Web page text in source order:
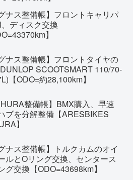
ナス整備帳】フロントキャリパ
ディスク交換
】
ナス整備帳】フロントタイヤの
SCOOTSMART 110/70-
【ODO=約28,100km】
整備帳】BMX購入、早速
ブを分解整備【ARESBIKES
】
ナス整備帳】トルクカムのオイ
ルとOリング交換、センタース
グ交換【ODO=43698km】